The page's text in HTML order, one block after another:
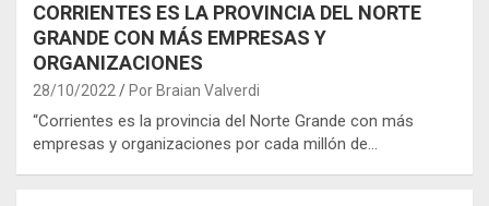
CORRIENTES ES LA PROVINCIA DEL NORTE
GRANDE CON MÁS EMPRESAS Y
ORGANIZACIONES
28/10/2022 Por Braian Valverdi
“Corrientes es la provincia del Norte Grande con más
empresas y organizaciones por cada millón de…